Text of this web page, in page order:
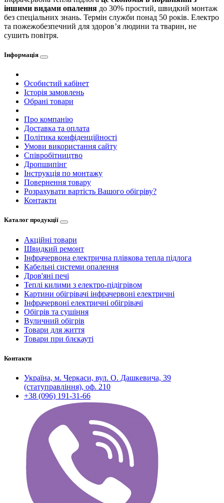
іншими видами опалення до 30% простий, швидкий монтаж
без спеціальних знань. Термін служби понад 50 років. Електро
та пожежобезпечний для здоров’я людини та тварин, не
сушить повітря.
Інформація
Особистий кабінет
Історія замовлень
Обрані товари
Про компанію
Доставка та оплата
Політика конфіденційності
Умови використання сайту
Співробітництво
Дропшипінг
Інструкція по монтажу
Повернення товару
Розрахувати вартість Вашого обігріву?
Контакти
Каталог продукції
Акційні товари
Швидкий ремонт
Інфрачервона електрична плівкова тепла підлога
Кабельні системи опалення
Дров'яні печі
Теплі килими з електро-підігрівом
Картини обігрівачі інфрачервоні електричні
Інфрачервоні електричні обігрівачі
Обігрів та сушіння
Вуличний обігрів
Товари для життя
Товари при блєкауті
Контакти
Україна, м. Черкаси, вул. О. Дашкевича, 39
(статуправління), оф. 210
+38 (096) 191-31-66